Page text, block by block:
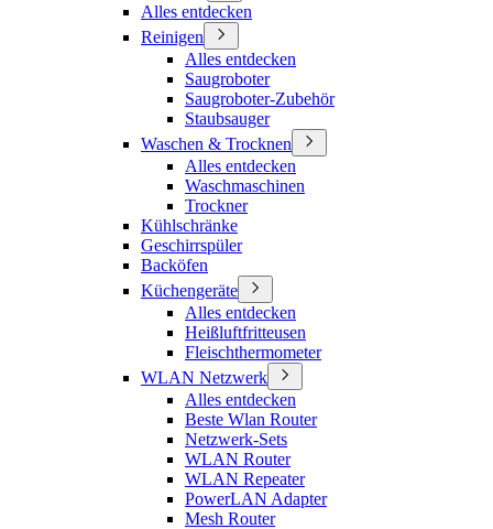
Alles entdecken
Reinigen
Alles entdecken
Saugroboter
Saugroboter-Zubehör
Staubsauger
Waschen & Trocknen
Alles entdecken
Waschmaschinen
Trockner
Kühlschränke
Geschirrspüler
Backöfen
Küchengeräte
Alles entdecken
Heißluftfritteusen
Fleischthermometer
WLAN Netzwerk
Alles entdecken
Beste Wlan Router
Netzwerk-Sets
WLAN Router
WLAN Repeater
PowerLAN Adapter
Mesh Router